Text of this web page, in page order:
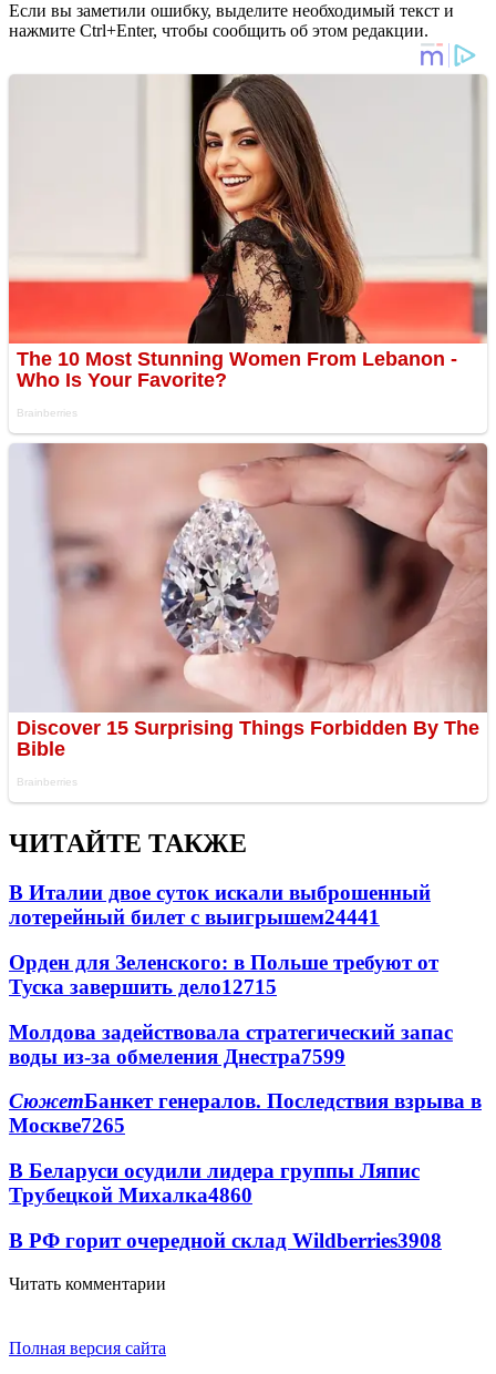
Если вы заметили ошибку, выделите необходимый текст и
нажмите Ctrl+Enter, чтобы сообщить об этом редакции.
ЧИТАЙТЕ ТАКЖЕ
В Италии двое суток искали выброшенный
лотерейный билет с выигрышем24441
Орден для Зеленского: в Польше требуют от
Туска завершить дело12715
Молдова задействовала стратегический запас
воды из-за обмеления Днестра7599
СюжетБанкет генералов. Последствия взрыва в
Москве7265
В Беларуси осудили лидера группы Ляпис
Трубецкой Михалка4860
В РФ горит очередной склад Wildberries3908
Читать комментарии
Полная версия сайта